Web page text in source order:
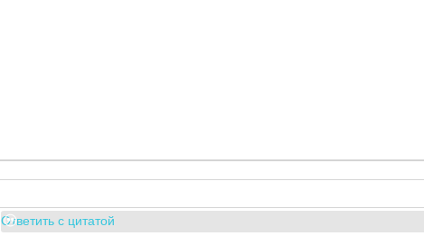
Ответить с цитатой